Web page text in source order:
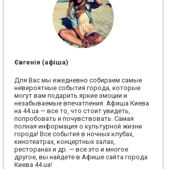
Євгенія (афіша)
Для Вас мы ежедневно собираем самые
невероятные события города, которые
могут вам подарить яркие эмоции и
незабываемые впечатления. Афиша Киева
на 44.ua — все то, что стоит увидеть,
попробовать и почувствовать. Самая
полная информация о культурной жизни
города! Все события в ночных клубах,
кинотеатрах, концертных залах,
ресторанах и др. — все это и многое
другое, вы найдете в Афише сайта города
Киева 44.ua!